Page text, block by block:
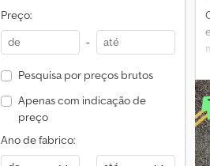
Preço:
-
Pesquisa por preços brutos
Apenas com indicação de
preço
Ano de fabrico: